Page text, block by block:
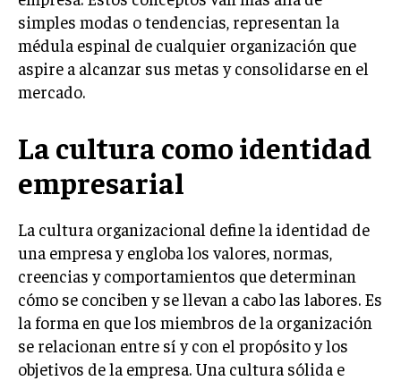
MARKETING
ESTRATEGIAS DE MARKETING
AGENCIAS DE MARKETING
VENTA DE ENLACES
MARKETING DIGITAL
VENTAS Y PERSUASIÓN
GESTIÓN DE PRODUCTOS
COMUNICACIÓN CORPORATIVA
GESTIÓN DE MARCA
simples modas o tendencias, representan la
médula espinal de cualquier organización que
aspire a alcanzar sus metas y consolidarse en el
mercado.
La cultura como identidad
empresarial
La cultura organizacional define la identidad de
una empresa y engloba los valores, normas,
creencias y comportamientos que determinan
cómo se conciben y se llevan a cabo las labores. Es
la forma en que los miembros de la organización
se relacionan entre sí y con el propósito y los
objetivos de la empresa. Una cultura sólida e